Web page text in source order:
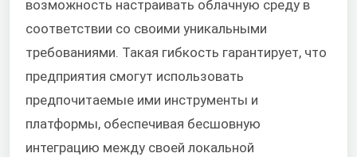
возможность настраивать облачную среду в
соответствии со своими уникальными
требованиями. Такая гибкость гарантирует, что
предприятия смогут использовать
предпочитаемые ими инструменты и
платформы, обеспечивая бесшовную
интеграцию между своей локальной